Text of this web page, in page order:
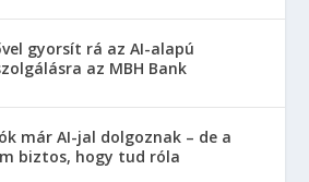
gyorsít rá az AI-alapú
az MBH Bank
már AI-jal dolgoznak – de a
biztos, hogy tud róla